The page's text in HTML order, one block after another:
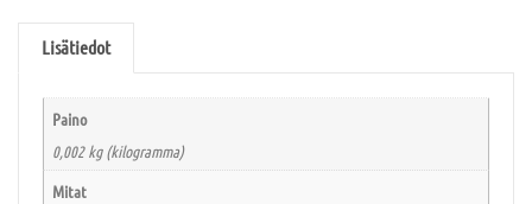
Lisätiedot
Paino
0,002 kg (kilogramma)
Mitat